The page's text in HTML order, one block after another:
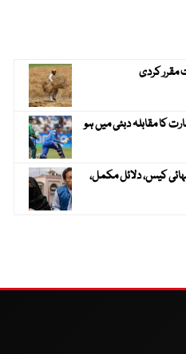
کردی
اور بھارت کا مقابلہ دبئی میں ہو
کیس، دلائل مکمل،